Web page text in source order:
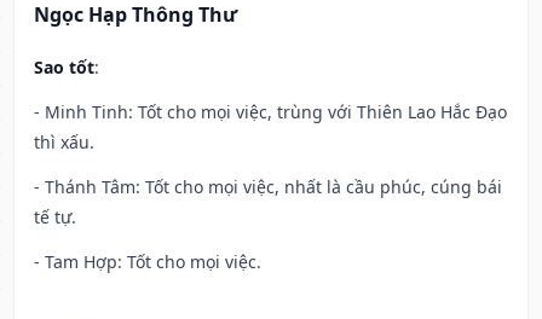
Ngọc Hạp Thông Thư
Sao tốt:
- Minh Tinh: Tốt cho mọi việc, trùng với Thiên Lao Hắc Đạo
thì xấu.
- Thánh Tâm: Tốt cho mọi việc, nhất là cầu phúc, cúng bái
tế tự.
- Tam Hợp: Tốt cho mọi việc.